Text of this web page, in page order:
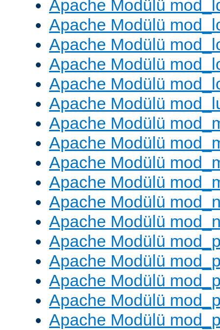
Apache Modülü
Apache Modülü
Apache Modülü
Apache Modülü
Apache Modülü
Apache Modülü
Apache Modülü
Apache Modülü
Apache Modülü
Apache Modülü
Apache Modülü
Apache Modülü
Apache Modülü
Apache Modülü
Apache Modülü
Apache Modülü
Apache Modülü